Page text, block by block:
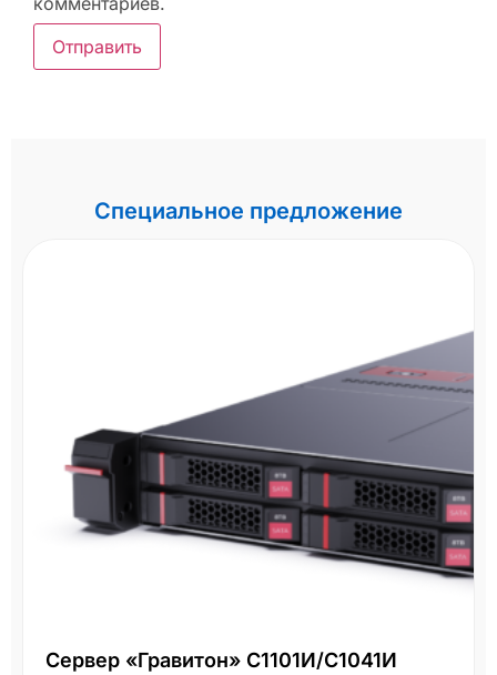
Специальное предложение
Сервер «Гравитон» С1101И/С1041И